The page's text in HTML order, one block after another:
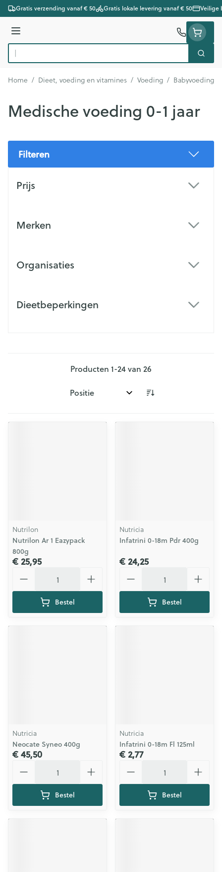
Ga naar de inhoud
Gratis verzending vanaf € 50 Gratis lokale levering vanaf € 50 Veilige
Menu
Product, merk, categorie...
Zoek
Home / Dieet, voeding en vitamines / Voeding / Babyvoeding
Medische voeding 0-1 jaar
Filteren
Prijs
Merken
Organisaties
Dieetbeperkingen
Producten 1-24van 26
Sorteer op:
Nutrilon
Nutrilon Ar 1 Eazypack
800g
€ 25,95
Bestel
Nutricia
Infatrini 0-18m Pdr 400g
€ 24,25
Bestel
Nutricia
Neocate Syneo 400g
€ 45,50
Bestel
Nutricia
Infatrini 0-18m Fl 125ml
€ 2,77
Bestel